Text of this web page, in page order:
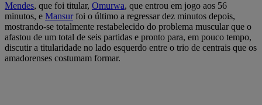
Mendes, que foi titular, Omurwa, que entrou em jogo aos 56
minutos, e Mansurfoi o último a regressar dez minutos depois,
mostrando-se totalmente restabelecido do problema muscular que o
afastou de um total de seis partidas e pronto para, em pouco tempo,
discutir a titularidade no lado esquerdo entre o trio de centrais que os
amadorenses costumam formar.